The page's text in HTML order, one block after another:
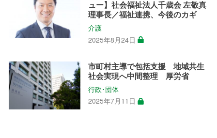
ュー】社会福祉法人千歳会 左敬真
理事長／福祉連携、今後のカギ
介護
2025年8月24日
市町村主導で包括支援 地域共生
社会実現へ中間整理 厚労省
行政･団体
2025年7月11日